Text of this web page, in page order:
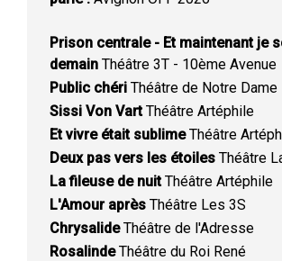
Prison centrale - Et maintenant je
demain Théâtre 3T - 10ème Avenue
Public chéri Théâtre de Notre Dame
Sissi Von VartThéâtre Artéphile
Et vivre était sublimeThéâtre
Deux pas vers les étoiles Théâtre
La fileuse de nuitThéâtre Artéphile
L'Amour après Théâtre Les 3S
ChrysalideThéâtre de l'Adresse
RosalindeThéâtre du Roi René